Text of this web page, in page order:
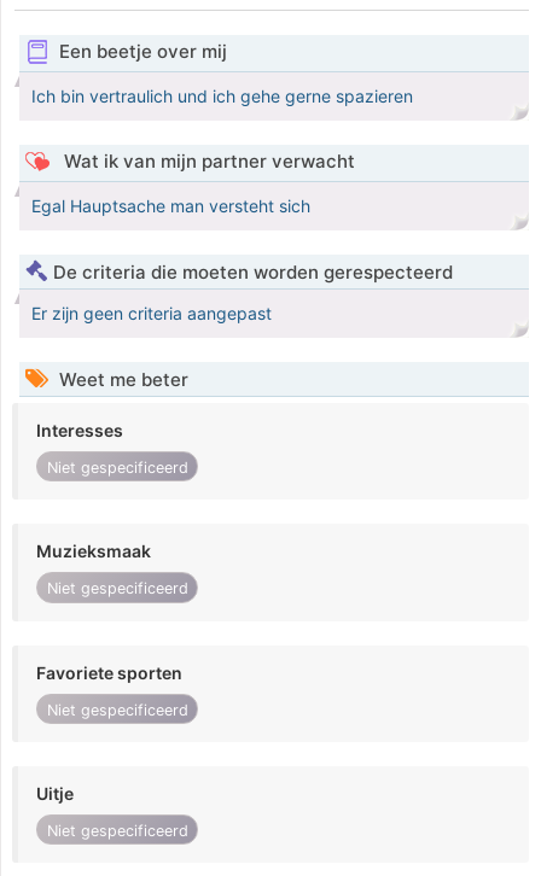
Een beetje over mij
Ich bin vertraulich und ich gehe gerne spazieren
Wat ik van mijn partner verwacht
Egal Hauptsache man versteht sich
De criteria die moeten worden gerespecteerd
Er zijn geen criteria aangepast
Weet me beter
Interesses
Niet gespecificeerd
Muzieksmaak
Niet gespecificeerd
Favoriete sporten
Niet gespecificeerd
Uitje
Niet gespecificeerd